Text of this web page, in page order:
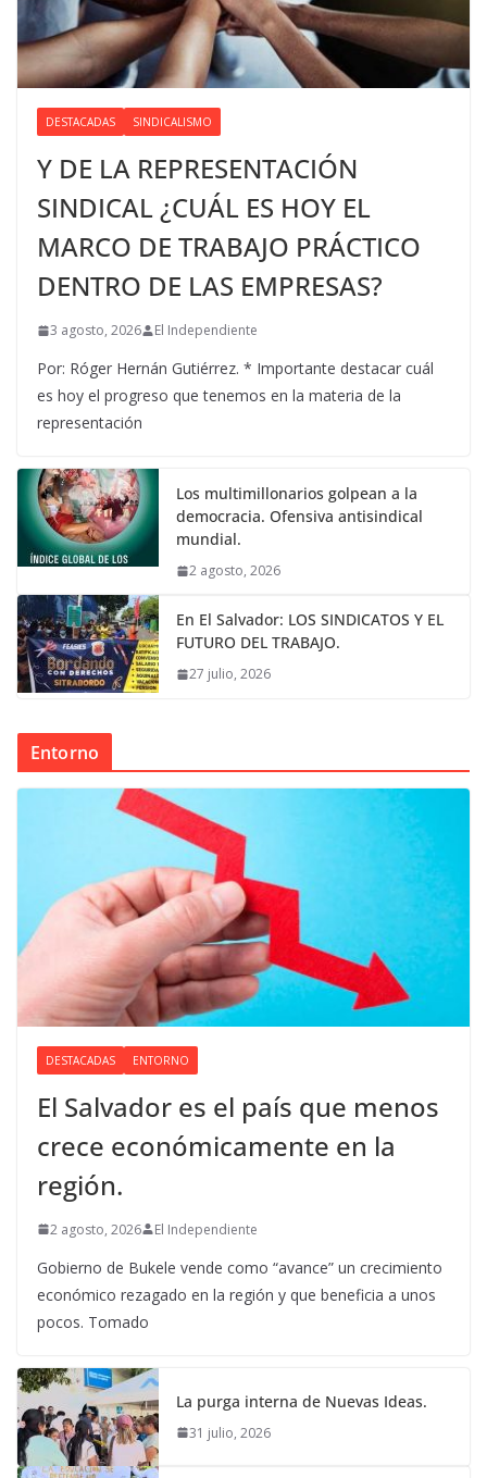
DESTACADAS SINDICALISMO
Y DE LA REPRESENTACIÓN
SINDICAL ¿CUÁL ES HOY EL
MARCO DE TRABAJO PRÁCTICO
DENTRO DE LAS EMPRESAS?
3 agosto, 2026 El Independiente
Por: Róger Hernán Gutiérrez. * Importante destacar cuál
es hoy el progreso que tenemos en la materia de la
representación
Los multimillonarios golpean a la
democracia. Ofensiva antisindical
mundial.
2 agosto, 2026
En El Salvador: LOS SINDICATOS Y EL
FUTURO DEL TRABAJO.
27 julio, 2026
Entorno
DESTACADAS ENTORNO
El Salvador es el país que menos
crece económicamente en la
región.
2 agosto, 2026 El Independiente
Gobierno de Bukele vende como “avance” un crecimiento
económico rezagado en la región y que beneficia a unos
pocos. Tomado
La purga interna de Nuevas Ideas.
31 julio, 2026